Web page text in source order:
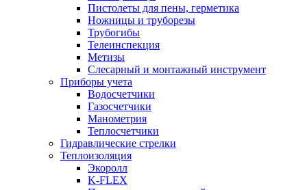
Пистолеты для пены, герметика
Ножницы и труборезы
Трубогибы
Телеинспекция
Метизы
Слесарный и монтажный инструмент
Приборы учета
Водосчетчики
Газосчетчики
Манометрия
Теплосчетчики
Гидравлические стрелки
Теплоизоляция
Экоролл
K-FLEX